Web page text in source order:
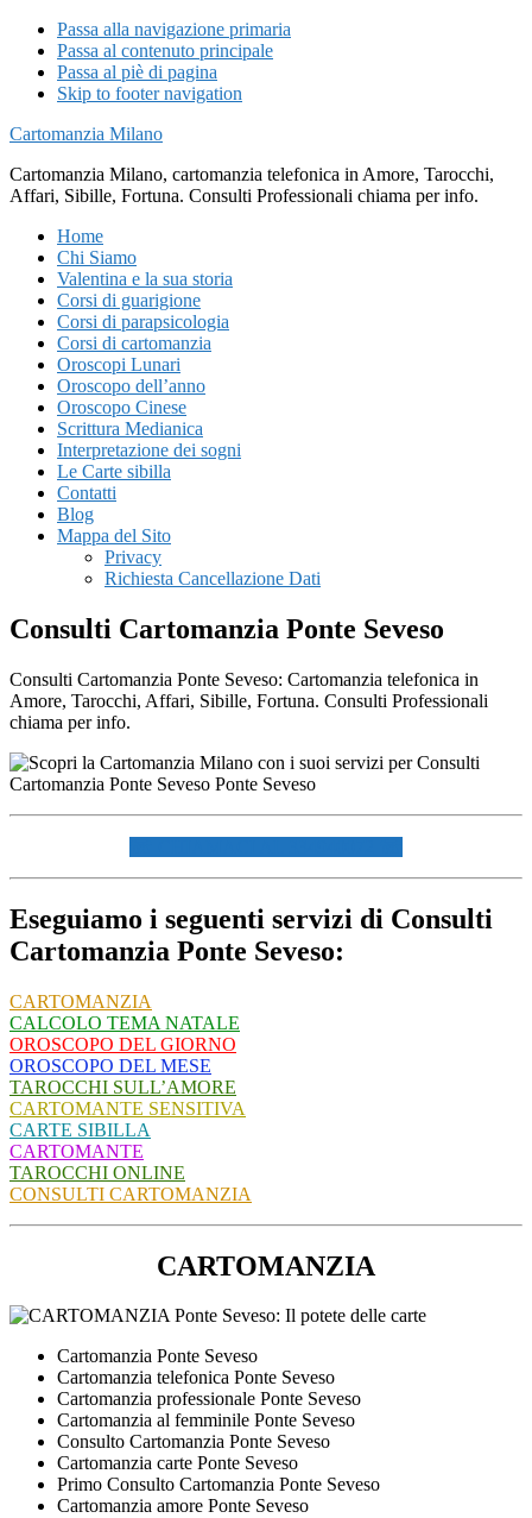
Passa alla navigazione primaria
Passa al contenuto principale
Passa al piè di pagina
Skip to footer navigation
Cartomanzia Milano
Cartomanzia Milano, cartomanzia telefonica in Amore, Tarocchi,
Affari, Sibille, Fortuna. Consulti Professionali chiama per info.
Home
Chi Siamo
Valentina e la sua storia
Corsi di guarigione
Corsi di parapsicologia
Corsi di cartomanzia
Oroscopi Lunari
Oroscopo dell’anno
Oroscopo Cinese
Scrittura Medianica
Interpretazione dei sogni
Le Carte sibilla
Contatti
Blog
Mappa del Sito
Privacy
Richiesta Cancellazione Dati
Consulti Cartomanzia Ponte Seveso
Consulti Cartomanzia Ponte Seveso: Cartomanzia telefonica in
Amore, Tarocchi, Affari, Sibille, Fortuna. Consulti Professionali
chiama per info.
Eseguiamo i seguenti servizi di Consulti
Cartomanzia Ponte Seveso:
CARTOMANZIA
CALCOLO TEMA NATALE
OROSCOPO DEL GIORNO
OROSCOPO DEL MESE
TAROCCHI SULL’AMORE
CARTOMANTE SENSITIVA
CARTE SIBILLA
CARTOMANTE
TAROCCHI ONLINE
CONSULTI CARTOMANZIA
CARTOMANZIA
Cartomanzia Ponte Seveso
Cartomanzia telefonica Ponte Seveso
Cartomanzia professionale Ponte Seveso
Cartomanzia al femminile Ponte Seveso
Consulto Cartomanzia Ponte Seveso
Cartomanzia carte Ponte Seveso
Primo Consulto Cartomanzia Ponte Seveso
Cartomanzia amore Ponte Seveso